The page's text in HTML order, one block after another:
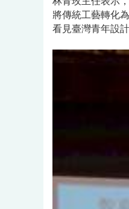
將傳統工藝轉化
看見臺灣青年設